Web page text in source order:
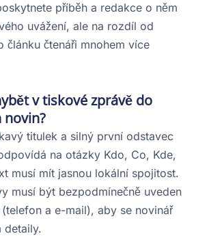
příběh a redakce o něm
uvážení, ale na rozdíl od
článku čtenáři mnohem více
v tiskové zprávě do
novin?
titulek a silný první odstavec
na otázky Kdo, Co, Kde,
musí mít jasnou lokální spojitost.
musí být bezpodmínečně uveden
a e-mail), aby se novinář
detaily.